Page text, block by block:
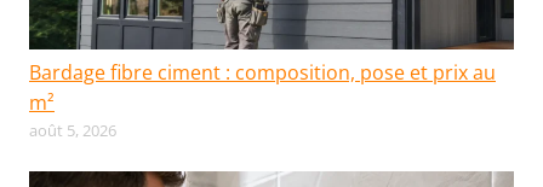
Bardage fibre ciment : composition, pose et prix au
m²
août 5, 2026